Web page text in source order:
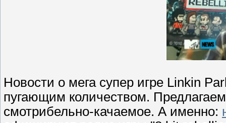
Новости о мега супер игре Linkin
пугающим количеством.
смотрибельно-качаемое. А именно: